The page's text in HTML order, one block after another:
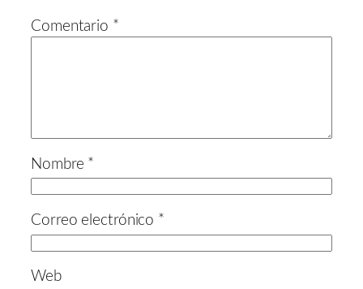
Comentario *
Nombre *
Correo electrónico *
Web